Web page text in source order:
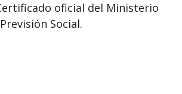
oficial del Ministerio
Social.